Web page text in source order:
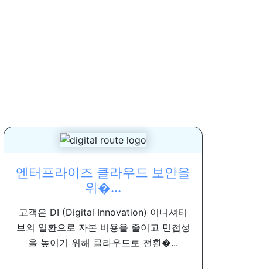
엔터프라이즈 클라우드 보안을
위�...
고객은 DI (Digital Innovation) 이니셔티
브의 일환으로 자본 비용을 줄이고 민첩성
을 높이기 위해 클라우드로 전환�...